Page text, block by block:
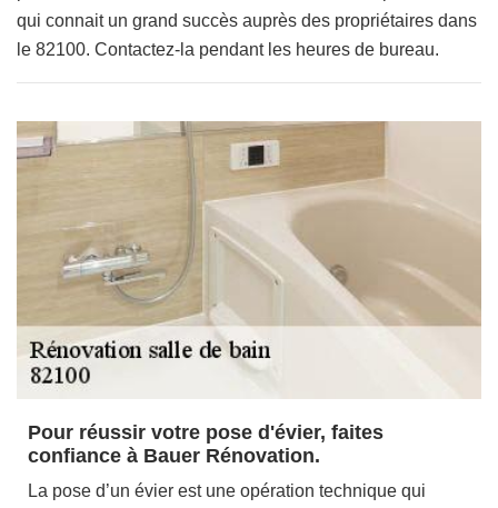
qui connait un grand succès auprès des propriétaires dans
le 82100. Contactez-la pendant les heures de bureau.
Pour réussir votre pose d'évier, faites
confiance à Bauer Rénovation.
La pose d’un évier est une opération technique qui